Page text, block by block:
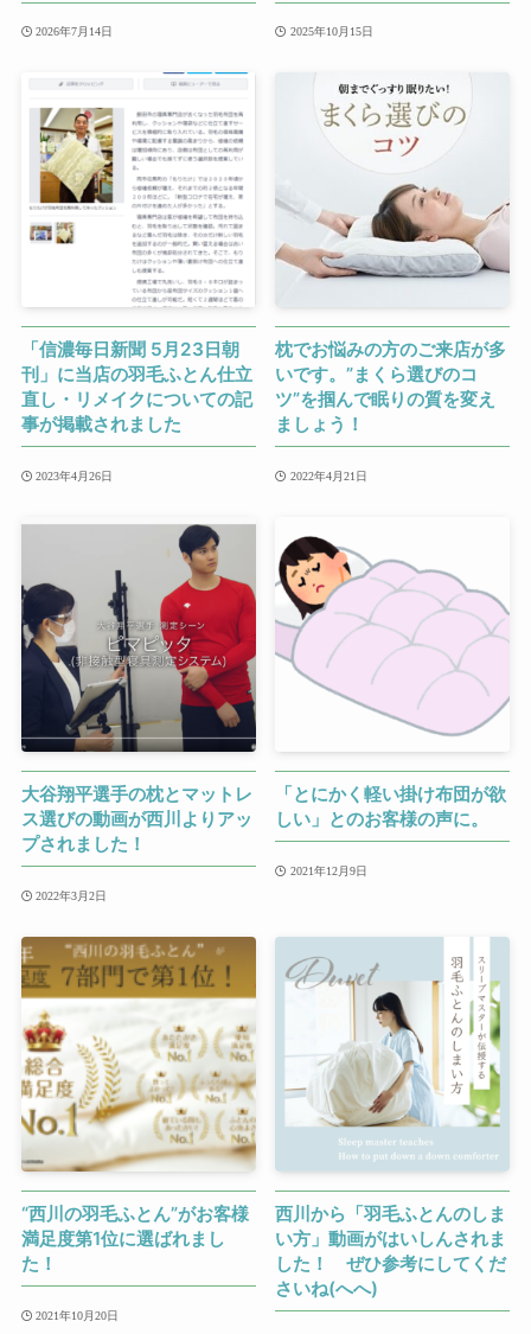
2026年7月14日 2025年10月15日
「信濃毎日新聞 5月23日朝
刊」に当店の羽毛ふとん仕立
直し・リメイクについての記
事が掲載されました
2023年4月26日
枕でお悩みの方のご来店が多
いです。”まくら選びのコ
ツ”を掴んで眠りの質を変え
ましょう！
2022年4月21日
大谷翔平選手の枕とマットレ
ス選びの動画が西川よりアッ
プされました！
2022年3月2日
「とにかく軽い掛け布団が欲
しい」とのお客様の声に。
2021年12月9日
“西川の羽毛ふとん”がお客様
満足度第1位に選ばれまし
た！
2021年10月20日
西川から「羽毛ふとんのしま
い方」動画がはいしんされま
した！ ぜひ参考にしてくだ
さいね(へへ)